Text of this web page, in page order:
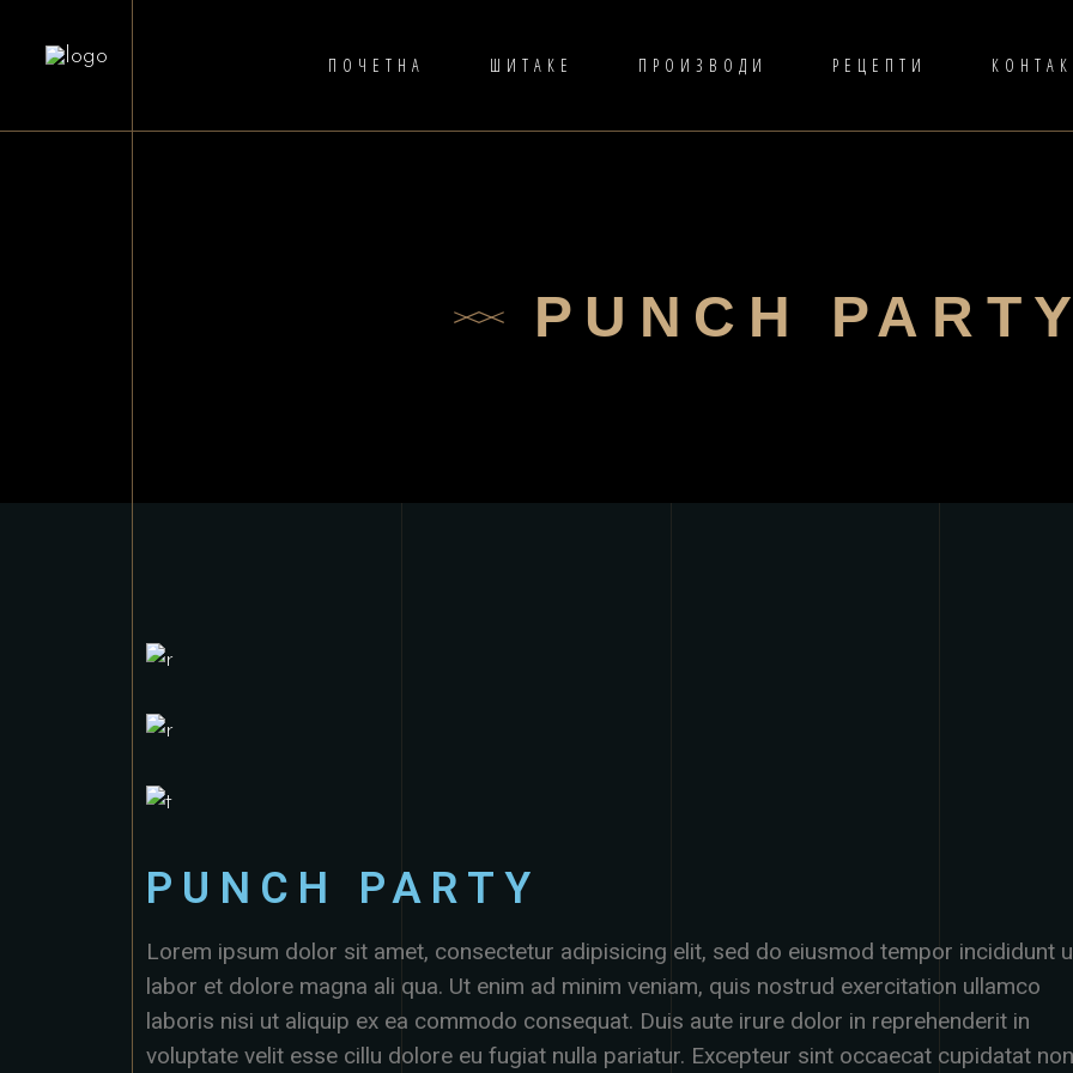
ПОЧЕТНА ШИТАКЕ ПРОИЗВОДИ РЕЦЕПТИ
PUNCH
PUNCH PARTY
Lorem ipsum dolor sit amet, consectetur adipisicing elit, sed do eiusmod tempor incididunt
labor et dolore magna ali qua. Ut enim ad minim veniam, quis nostrud exercitation ullamco
laboris nisi ut aliquip ex ea commodo consequat. Duis aute irure dolor in reprehenderit in
voluptate velit esse cillu dolore eu fugiat nulla pariatur. Excepteur sint occaecat cupidatat non